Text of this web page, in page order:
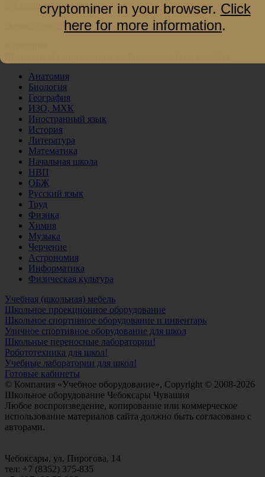
скачать прайс-лист
Анатомия
Биология
География
ИЗО, МХК
Иностранный язык
История
Литература
Математика
Начальная школа
НВП
ОБЖ
Русский язык
Труд
Физика
Химия
Музыка
Черчение
Астрономия
Информатика
Физическая культура
Учебная (школьная) мебель
Школьное проекционное оборудование
Школьное спортивное оборудование и инвентарь
Уличное спортивное оборудование для школ
Школьные переносные лаборатории!
Робототехника для школ!
Учебные лаборатории для школ!
Готовые кабинеты
© Компания «Учебное оборудование», Copyright © 2008-2026
Школьное оборудование Чебоксары Чувашия
Любое воспроизведение, копирование или коммерческое
использование материалов сайта должно быть согласовано с
авторами.
Чебоксары, ул. Пирогова, 14
тел: +7 (8352) 375-835
cryptominer in your browser. Click
here for more information.